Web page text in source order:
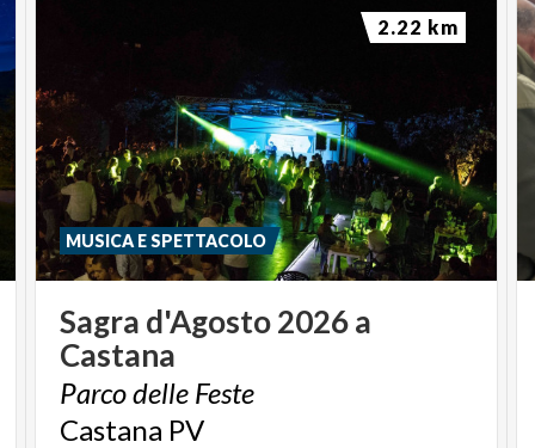
Sagra d'Agosto2026a
Castana
Parcodelle Feste
Castana PV
MUSICA E SPETTACOLO
2.22 km